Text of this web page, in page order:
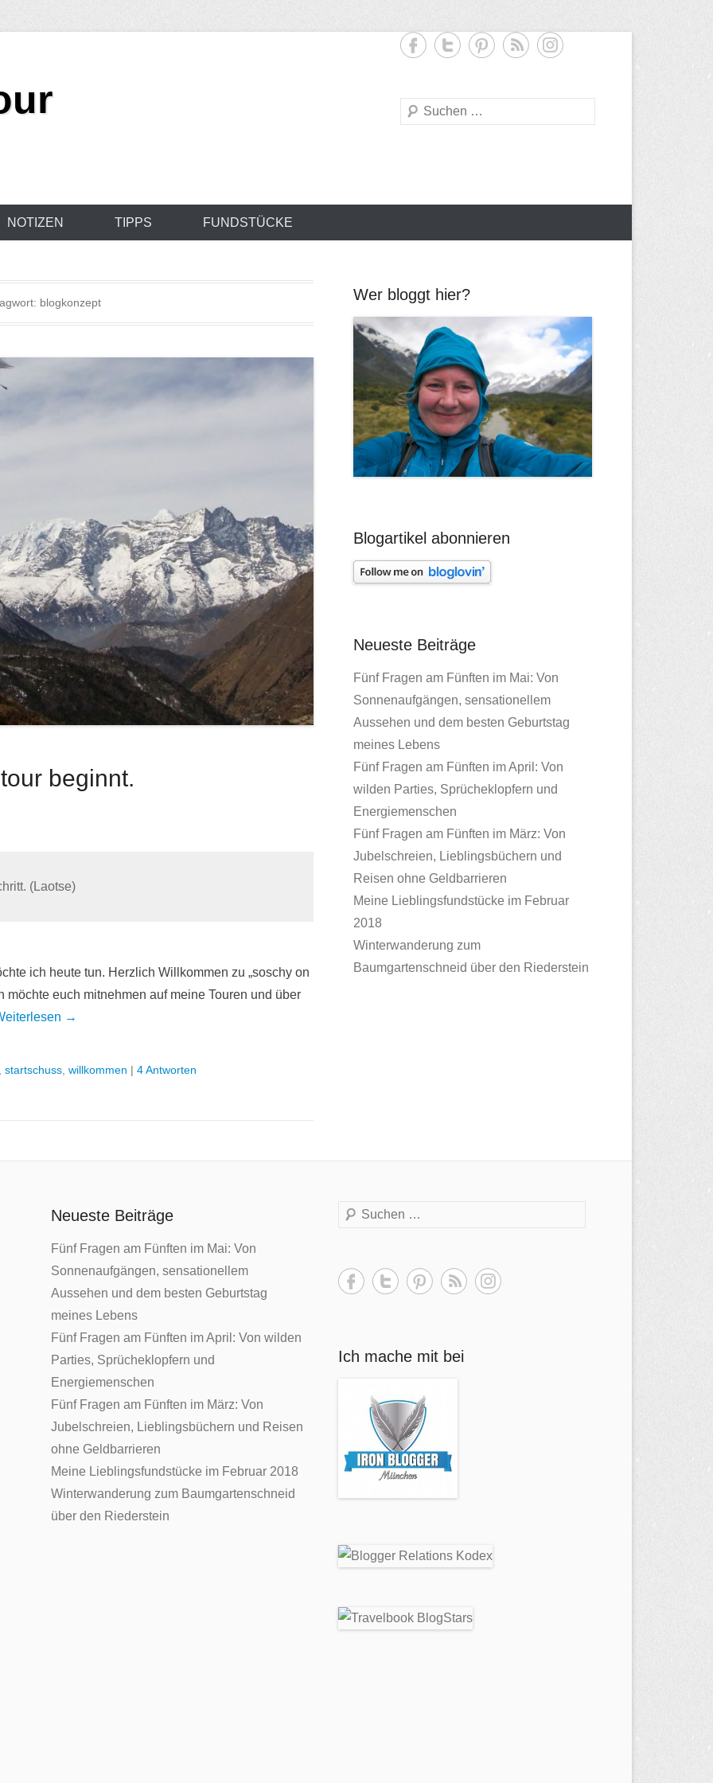
S
NOTIZEN TIPPS FUNDSTÜCKE
blogkonzept
beginnt.
(Laotse)
ich heute tun. Herzlich Willkommen zu „soschy on
möchte euch mitnehmen auf meine Touren und über
→
startschuss willkommen | 4 Antworten
Wer bloggt hier?
Blogartikel abonnieren
Neueste Beiträge
Fünf Fragen am Fünften im Mai: Von
Sonnenaufgängen, sensationellem
Aussehen und dem besten Geburtstag
meines Lebens
Fünf Fragen am Fünften im April: Von
wilden Parties, Sprücheklopfern und
Energiemenschen
Fünf Fragen am Fünften im März: Von
Jubelschreien, Lieblingsbüchern und
Reisen ohne Geldbarrieren
Meine Lieblingsfundstücke im Februar
2018
Winterwanderung zum
Baumgartenschneid über den Riederstein
Neueste Beiträge
Fünf Fragen am Fünften im Mai: Von
Sonnenaufgängen, sensationellem
Aussehen und dem besten Geburtstag
meines Lebens
Fünf Fragen am Fünften im April: Von wilden
Parties, Sprücheklopfern und
Energiemenschen
Fünf Fragen am Fünften im März: Von
Jubelschreien, Lieblingsbüchern und Reisen
ohne Geldbarrieren
Meine Lieblingsfundstücke im Februar 2018
Winterwanderung zum Baumgartenschneid
über den Riederstein
S
h
Ich mache mit bei